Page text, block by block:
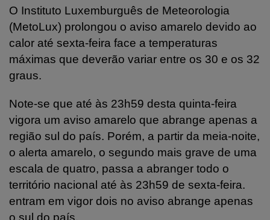
O Instituto Luxemburguês de Meteorologia
(MetoLux) prolongou o aviso amarelo devido ao
calor até sexta-feira face a temperaturas
máximas que deverão variar entre os 30 e os 32
graus.
Note-se que até às 23h59 desta quinta-feira
vigora um aviso amarelo que abrange apenas a
região sul do país. Porém, a partir da meia-noite,
o alerta amarelo, o segundo mais grave de uma
escala de quatro, passa a abranger todo o
território nacional até às 23h59 de sexta-feira.
entram em vigor dois no aviso abrange apenas
o sul do país.